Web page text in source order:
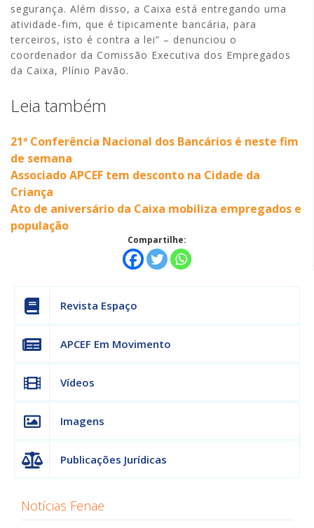
segurança. Além disso, a Caixa está entregando uma
atividade-fim, que é tipicamente bancária, para
terceiros, isto é contra a lei” – denunciou o
coordenador da Comissão Executiva dos Empregados
da Caixa, Plínio Pavão.
Leia também
21ª Conferência Nacional dos Bancários é neste fim
de semana
Associado APCEF tem desconto na Cidade da
Criança
Ato de aniversário da Caixa mobiliza empregados e
população
Compartilhe:
Revista Espaço
APCEF Em Movimento
Vídeos
Imagens
Publicações Jurídicas
Notícias Fenae